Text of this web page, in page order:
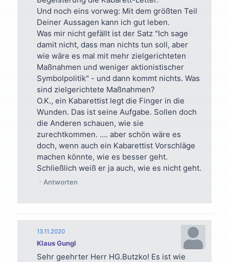
Und noch eins vorweg: Mit dem größten Teil
Deiner Aussagen kann ich gut leben.
Was mir nicht gefällt ist der Satz "Ich sage
damit nicht, dass man nichts tun soll, aber
wie wäre es mal mit mehr zielgerichteten
Maßnahmen und weniger aktionistischer
Symbolpolitik" - und dann kommt nichts. Was
sind zielgerichtete Maßnahmen?
O.K., ein Kabarettist legt die Finger in die
Wunden. Das ist seine Aufgabe. Sollen doch
die Anderen schauen, wie sie
zurechtkommen. .... aber schön wäre es
doch, wenn auch ein Kabarettist Vorschläge
machen könnte, wie es besser geht.
Schließlich weiß er ja auch, wie es nicht geht.
Antworten
Klaus Gungl
13.11.2020
Sehr geehrter Herr HG.Butzko! Es ist wie